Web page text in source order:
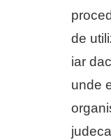
de
iar
unde